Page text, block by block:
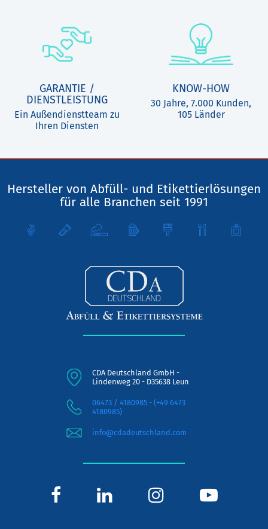
GARANTIE /
DIENSTLEISTUNG
Ein Außendienstteam zu
Ihren Diensten
KNOW-HOW
30 Jahre, 7.000 Kunden,
105 Länder
Hersteller von Abfüll- und Etikettierlösungen
für alle Branchen seit 1991
CDA Deutschland GmbH -
Lindenweg 20 - D35638 Leun
06473 / 4180985 - (+49 6473
4180985)
info@cdadeutschland.com